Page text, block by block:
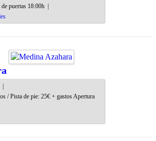
puertas 18:00h |
|
/ Pista de pie: 25€ + gastos Apertura